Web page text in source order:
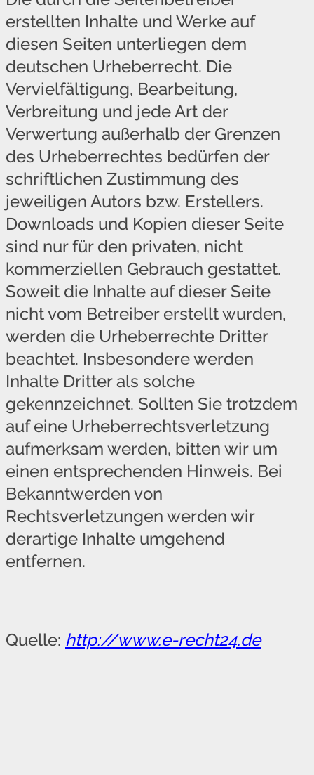
erstellten Inhalte und Werke auf
diesen Seiten unterliegen dem
deutschen Urheberrecht. Die
Vervielfältigung, Bearbeitung,
Verbreitung und jede Art der
Verwertung außerhalb der Grenzen
des Urheberrechtes bedürfen der
schriftlichen Zustimmung des
jeweiligen Autors bzw. Erstellers.
Downloads und Kopien dieser Seite
sind nur für den privaten, nicht
kommerziellen Gebrauch gestattet.
Soweit die Inhalte auf dieser Seite
nicht vom Betreiber erstellt wurden,
werden die Urheberrechte Dritter
beachtet. Insbesondere werden
Inhalte Dritter als solche
gekennzeichnet. Sollten Sie trotzdem
auf eine Urheberrechtsverletzung
aufmerksam werden, bitten wir um
einen entsprechenden Hinweis. Bei
Bekanntwerden von
Rechtsverletzungen werden wir
derartige Inhalte umgehend
entfernen.
Quelle: http://www.e-recht24.de